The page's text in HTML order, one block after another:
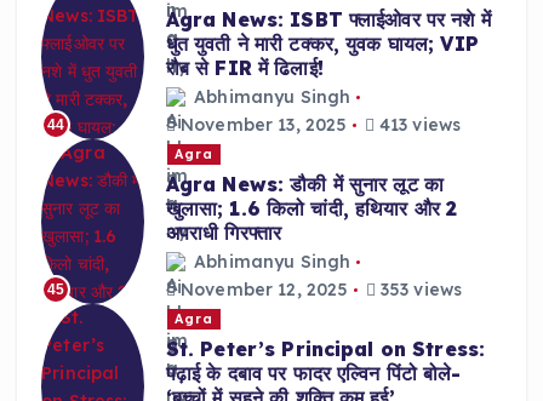
44
Agra News: ISBT फ्लाईओवर पर नशे में
धुत युवती ने मारी टक्कर, युवक घायल; VIP
रौब से FIR में ढिलाई!
Abhimanyu Singh
November 13, 2025
413 views
45
Agra
Agra News: डौकी में सुनार लूट का
खुलासा; 1.6 किलो चांदी, हथियार और 2
अपराधी गिरफ्तार
Abhimanyu Singh
November 12, 2025
353 views
Agra
St. Peter’s Principal on Stress:
पढ़ाई के दबाव पर फादर एल्विन पिंटो बोले-